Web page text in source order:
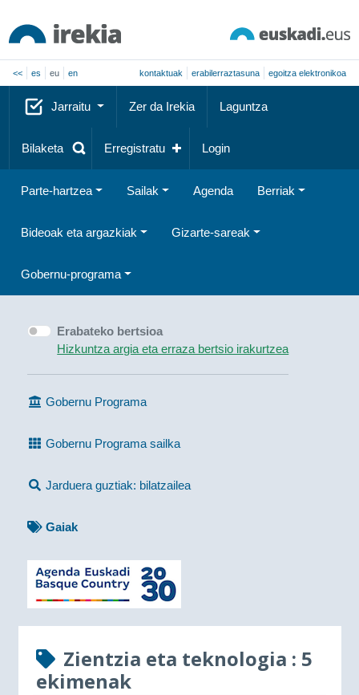
<< es eu en kontaktuak erabilerraztasuna egoitza elektronikoa
Jarraitu Zer da Irekia Laguntza
Bilaketa Erregistratu Login
Parte-hartzea Sailak Agenda Berriak
Bideoak eta argazkiak Gizarte-sareak
Gobernu-programa
Erabateko bertsioa
Hizkuntza argia eta erraza bertsio irakurtzea
Gobernu Programa
Gobernu Programa sailka
Jarduera guztiak: bilatzailea
Gaiak
Zientzia eta teknologia : 5
ekimenak